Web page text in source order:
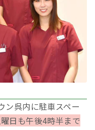
ン呉内に駐車スペー
日も午後4時半まで